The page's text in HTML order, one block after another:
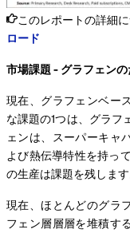
このレポートの詳細に
ロード
市場課題 - グラフェン
現在、グラフェンベー
な課題の1つは、グラフ
ェンは、スーパーキャ
よび熱伝導特性を持っ
の生産は課題を残します
現在、ほとんどのグラ
フェン層層層を堆積す